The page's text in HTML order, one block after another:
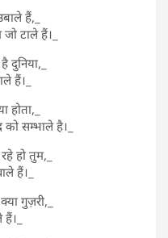
हैं,_
टाले हैं।_
हैं।_
सम्भाले है।_
हो तुम,_
हैं।_
गुज़री,_